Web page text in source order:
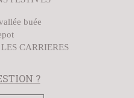
buée
CARRIERES
?